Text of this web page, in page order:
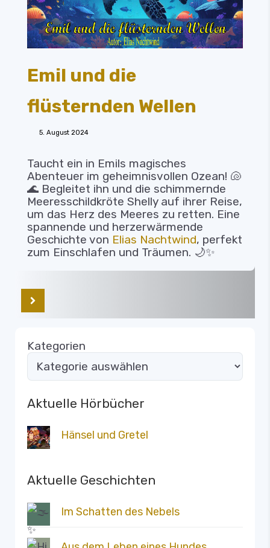
Emil und die
flüsternden Wellen
5. August 2024
Taucht ein in Emils magisches
Abenteuer im geheimnisvollen Ozean! 🐚
🌊 Begleitet ihn und die schimmernde
Meeresschildkröte Shelly auf ihrer Reise,
um das Herz des Meeres zu retten. Eine
spannende und herzerwärmende
Geschichte von Elias Nachtwind, perfekt
zum Einschlafen und Träumen. 🌙✨
Kategorien
Aktuelle Hörbücher
Hänsel und Gretel
Aktuelle Geschichten
Im Schatten des Nebels